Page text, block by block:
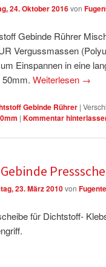
24. Oktober 2016von
Gebinde Rührer
Vergussmassen
Einspannen in eine
Weiterlesen →
Gebinde Rührer |
| Kommentar
23. März 2010von
für Dichtstoff-